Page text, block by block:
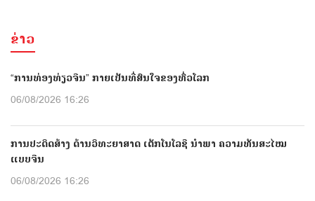
ຂ່າວ
“ການທ່ອງທ່ຽວຈີນ” ກາຍເປັນທີ່ສົນໃຈຂອງທົ່ວໂລກ
06/08/2026 16:26
ການປະດິດສ້າງ ດ້ານວິທະຍາສາດ ເຕັກໂນໂລຊີ ນຳພາ ຄວາມທັນສະໄໝ
ແບບຈີນ
06/08/2026 16:26